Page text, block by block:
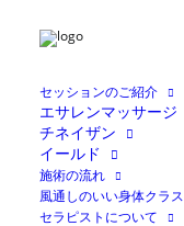
セッションのご紹介
エサレンマッサージ
チネイザン
イールド
施術の流れ
風通しのいい身体クラス
セラピストについて